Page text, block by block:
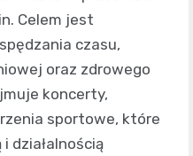
Celem jest
czasu,
oraz zdrowego
koncerty,
sportowe, które
działalnością